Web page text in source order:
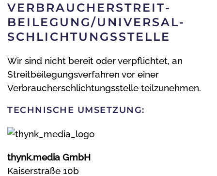
VERBRAUCHER­STREIT­
BEILEGUNG/UNIVERSAL­
SCHLICHTUNGS­STELLE
Wir sind nicht bereit oder verpflichtet, an
Streitbeilegungsverfahren vor einer
Verbraucherschlichtungsstelle teilzunehmen.
TECHNISCHE UMSETZUNG:
thynk.media GmbH
Kaiserstraße 10b